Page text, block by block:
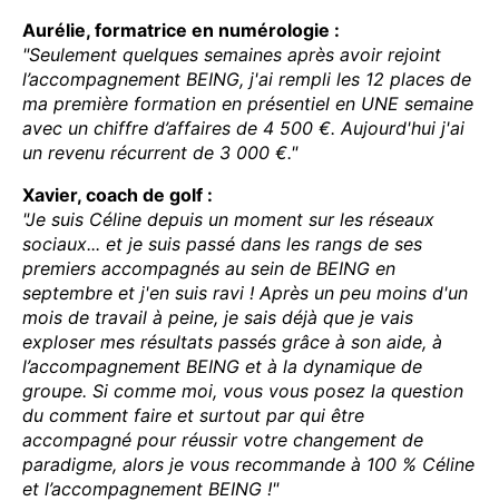
Aurélie, formatrice en numérologie :
"Seulement quelques semaines après avoir rejoint
l’accompagnement BEING, j'ai rempli les 12 places de
ma première formation en présentiel en UNE semaine
avec un chiffre d’affaires de 4 500 €. Aujourd'hui j'ai
un revenu récurrent de 3 000 €."
Xavier, coach de golf :
"Je suis Céline depuis un moment sur les réseaux
sociaux... et je suis passé dans les rangs de ses
premiers accompagnés au sein de BEING en
septembre et j'en suis ravi ! Après un peu moins d'un
mois de travail à peine, je sais déjà que je vais
exploser mes résultats passés grâce à son aide, à
l’accompagnement BEING et à la dynamique de
groupe. Si comme moi, vous vous posez la question
du comment faire et surtout par qui être
accompagné pour réussir votre changement de
paradigme, alors je vous recommande à 100 % Céline
et l’accompagnement BEING !"